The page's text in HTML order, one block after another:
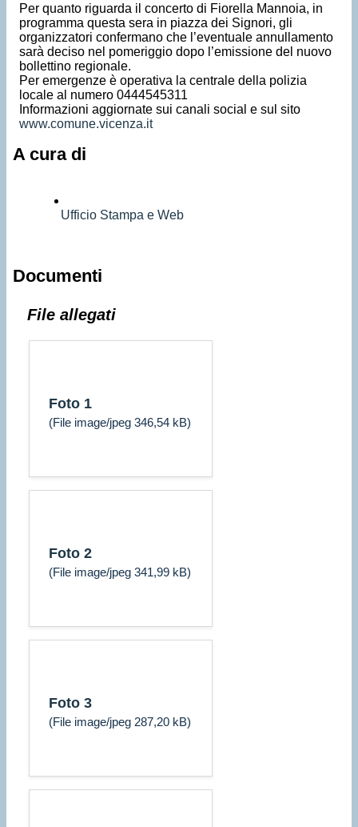
Per quanto riguarda il concerto di Fiorella Mannoia, in
programma questa sera in piazza dei Signori, gli
organizzatori confermano che l’eventuale annullamento
sarà deciso nel pomeriggio dopo l’emissione del nuovo
bollettino regionale.
Per emergenze è operativa la centrale della polizia
locale al numero 0444545311
Informazioni aggiornate sui canali social e sul sito
www.comune.vicenza.it
A cura di
Ufficio Stampa e Web
Documenti
File allegati
Foto 1
(File image/jpeg 346,54 kB)
Foto 2
(File image/jpeg 341,99 kB)
Foto 3
(File image/jpeg 287,20 kB)